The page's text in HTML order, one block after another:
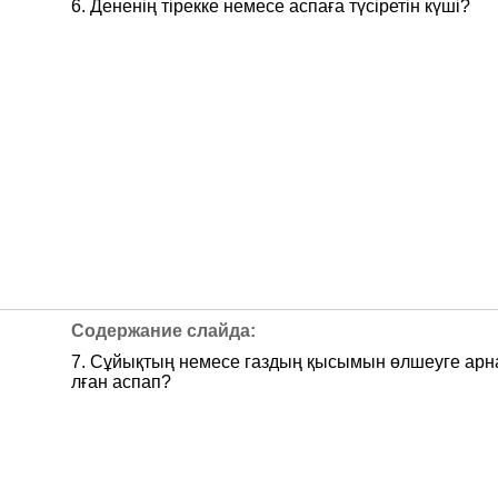
6. Дененің тірекке немесе аспаға түсіретін күші?
7. Сұйықтың немесе газдың қысымын өлшеуге
лған аспап?